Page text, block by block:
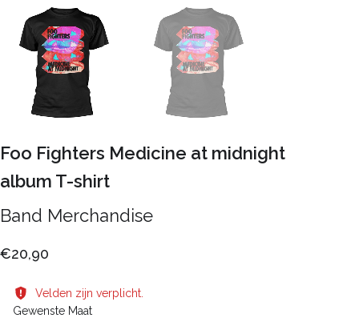
Foo Fighters Medicine at midnight
album T-shirt
Band Merchandise
€20,90
Velden zijn verplicht.
Gewenste Maat